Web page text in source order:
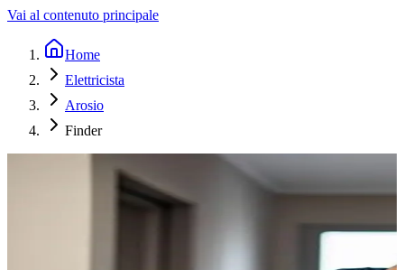
Vai al contenuto principale
Home
Elettricista
Arosio
Finder